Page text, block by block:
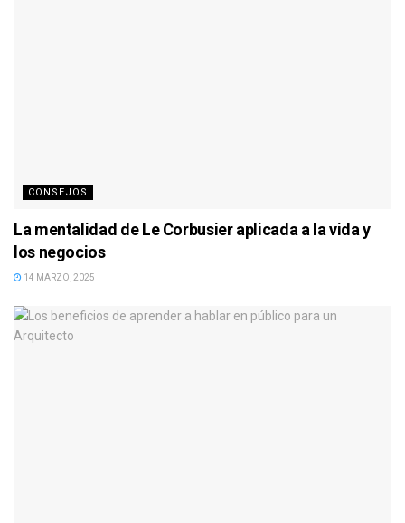
CONSEJOS
La mentalidad de Le Corbusier aplicada a la vida y
los negocios
14 MARZO, 2025